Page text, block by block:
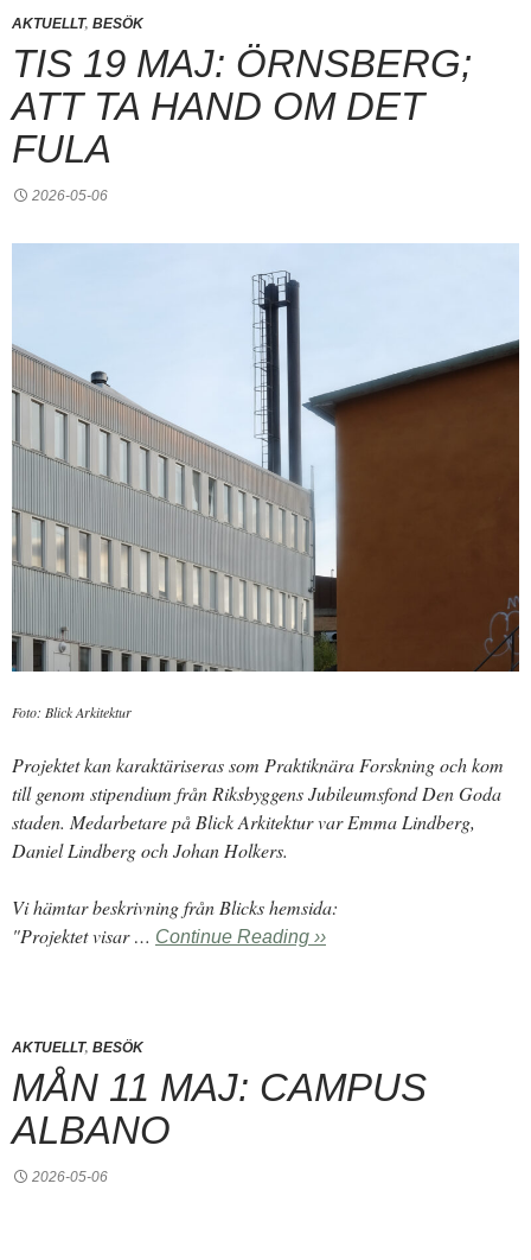
AKTUELLT, BESÖK
TIS 19 MAJ: ÖRNSBERG;
ATT TA HAND OM DET
FULA
2026-05-06
Foto: Blick Arkitektur
Projektet kan karaktäriseras som Praktiknära Forskning och kom
till genom stipendium från Riksbyggens Jubileumsfond Den Goda
staden. Medarbetare på Blick Arkitektur var Emma Lindberg,
Daniel Lindberg och Johan Holkers.
Vi hämtar beskrivning från Blicks hemsida:
"Projektet visar … Continue Reading ››
AKTUELLT, BESÖK
MÅN 11 MAJ: CAMPUS
ALBANO
2026-05-06